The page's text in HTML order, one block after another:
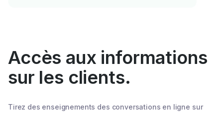
Accès aux informations
sur les clients.
Tirez des enseignements des conversations en ligne sur